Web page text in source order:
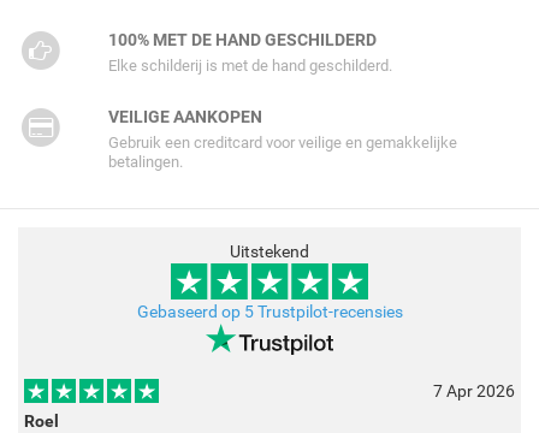
100% MET DE HAND GESCHILDERD
Elke schilderij is met de hand geschilderd.
VEILIGE AANKOPEN
Gebruik een creditcard voor veilige en gemakkelijke
betalingen.
Uitstekend
Gebaseerd op 5 Trustpilot-recensies
7 Apr 2026
Roel